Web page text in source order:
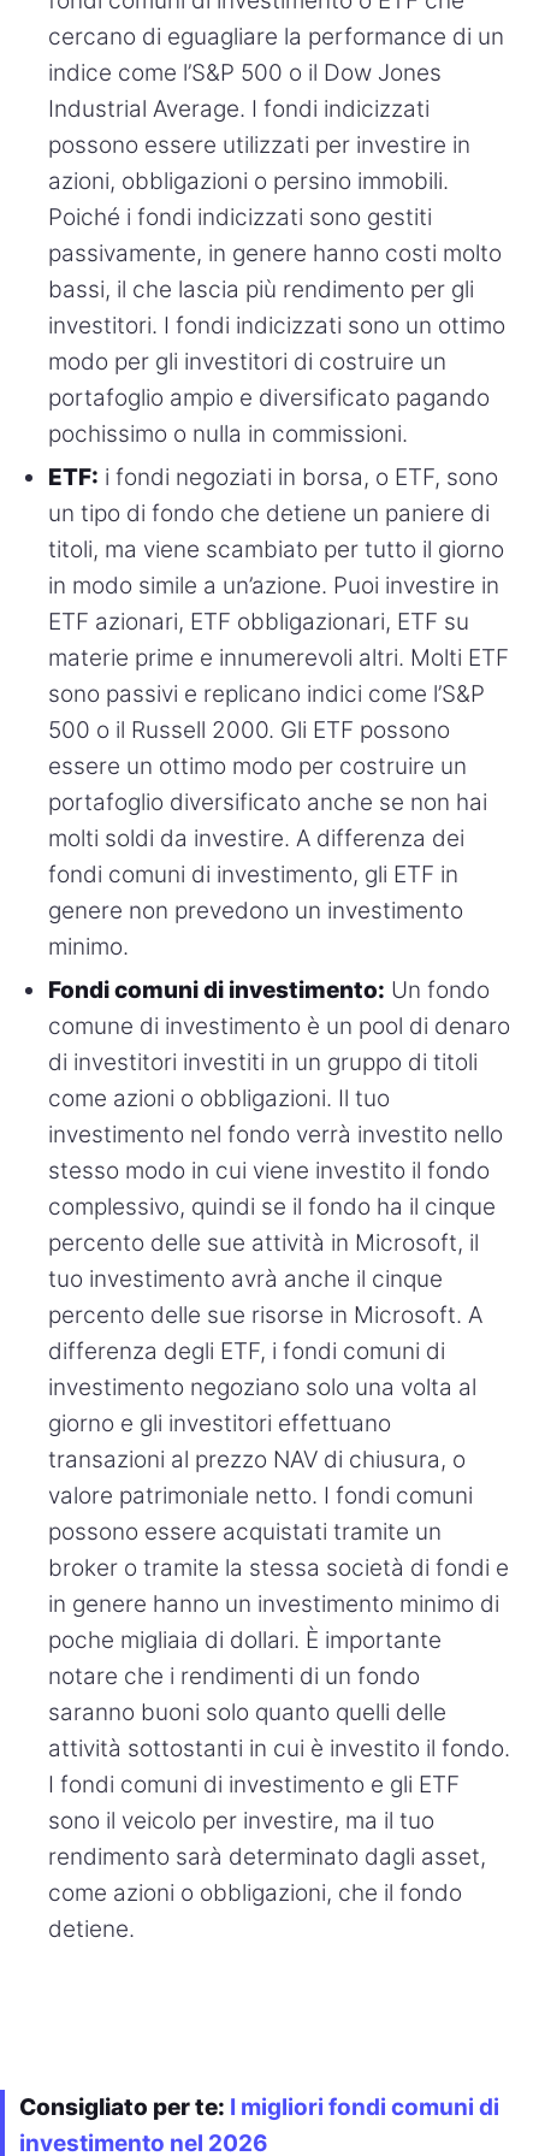
cercano di eguagliare la performance di un
indice come l’S&P 500 o il Dow Jones
Industrial Average. I fondi indicizzati
possono essere utilizzati per investire in
azioni, obbligazioni o persino immobili.
Poiché i fondi indicizzati sono gestiti
passivamente, in genere hanno costi molto
bassi, il che lascia più rendimento per gli
investitori. I fondi indicizzati sono un ottimo
modo per gli investitori di costruire un
portafoglio ampio e diversificato pagando
pochissimo o nulla in commissioni.
ETF: i fondi negoziati in borsa, o ETF, sono
un tipo di fondo che detiene un paniere di
titoli, ma viene scambiato per tutto il giorno
in modo simile a un’azione. Puoi investire in
ETF azionari, ETF obbligazionari, ETF su
materie prime e innumerevoli altri. Molti ETF
sono passivi e replicano indici come l’S&P
500 o il Russell 2000. Gli ETF possono
essere un ottimo modo per costruire un
portafoglio diversificato anche se non hai
molti soldi da investire. A differenza dei
fondi comuni di investimento, gli ETF in
genere non prevedono un investimento
minimo.
Fondi comuni di investimento: Un fondo
comune di investimento è un pool di denaro
di investitori investiti in un gruppo di titoli
come azioni o obbligazioni. Il tuo
investimento nel fondo verrà investito nello
stesso modo in cui viene investito il fondo
complessivo, quindi se il fondo ha il cinque
percento delle sue attività in Microsoft, il
tuo investimento avrà anche il cinque
percento delle sue risorse in Microsoft. A
differenza degli ETF, i fondi comuni di
investimento negoziano solo una volta al
giorno e gli investitori effettuano
transazioni al prezzo NAV di chiusura, o
valore patrimoniale netto. I fondi comuni
possono essere acquistati tramite un
broker o tramite la stessa società di fondi e
in genere hanno un investimento minimo di
poche migliaia di dollari. È importante
notare che i rendimenti di un fondo
saranno buoni solo quanto quelli delle
attività sottostanti in cui è investito il fondo.
I fondi comuni di investimento e gli ETF
sono il veicolo per investire, ma il tuo
rendimento sarà determinato dagli asset,
come azioni o obbligazioni, che il fondo
detiene.
Consigliato per te: I migliori fondi comuni di
investimento nel 2026